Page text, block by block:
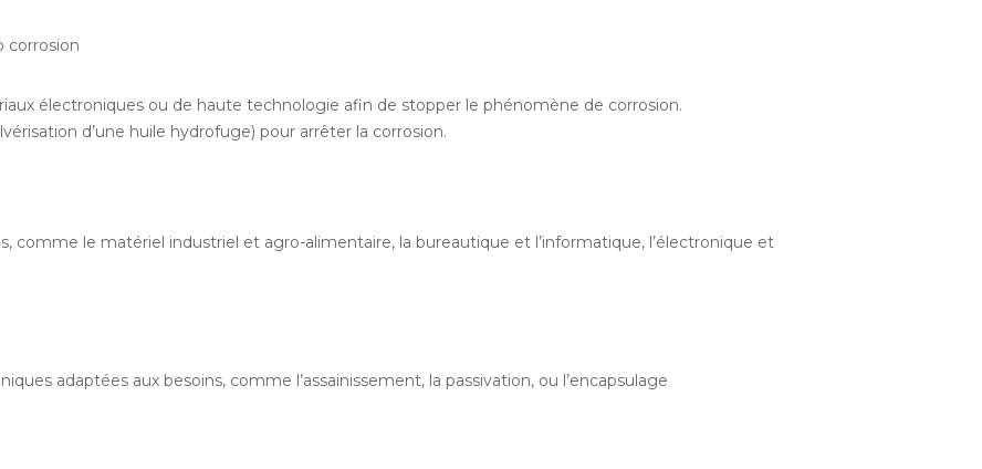
corrosion
électroniques ou de haute technologie afin de stopper le phénomène de corrosion.
d’une huile hydrofuge) pour arrêter la corrosion.
comme le matériel industriel et agro-alimentaire, la bureautique et l’informatique, l’électronique et
adaptées aux besoins, comme l’assainissement, la passivation, ou l’encapsulage